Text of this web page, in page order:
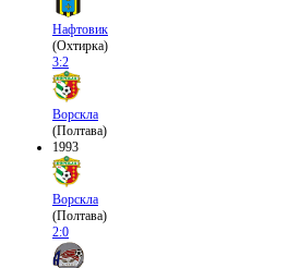
Нафтовик
(Охтирка)
3:2
Ворскла
(Полтава)
1993
Ворскла
(Полтава)
2:0